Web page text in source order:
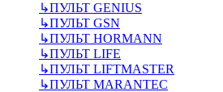
↳ПУЛЬТ GENIUS
↳ПУЛЬТ GSN
↳ПУЛЬТ HORMANN
↳ПУЛЬТ LIFE
↳ПУЛЬТ LIFTMASTER
↳ПУЛЬТ MARANTEC